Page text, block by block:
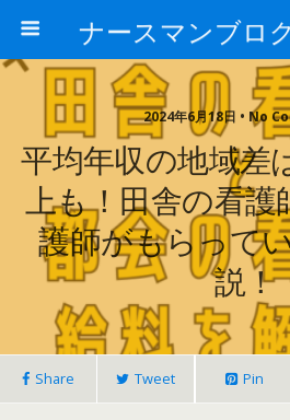
2024年6月18日 • No
平均年収の地域差
上も！田舎の看
護師がもらって
説！
Share Tweet Pin